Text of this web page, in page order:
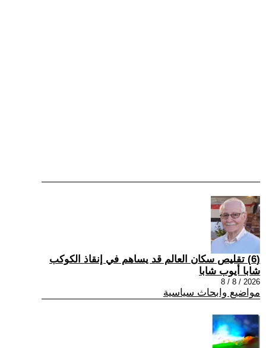
(6) تقليص سكان العالم قد يساهم في إنقاذ الكوكب
شابا أيوب شابا
2026 / 8 / 8
مواضيع وابحاث سياسية